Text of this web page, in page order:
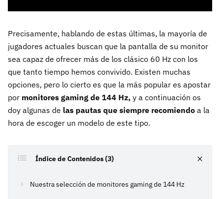
Precisamente, hablando de estas últimas, la mayoría de
jugadores actuales buscan que la pantalla de su monitor
sea capaz de ofrecer más de los clásico 60 Hz con los
que tanto tiempo hemos convivido. Existen muchas
opciones, pero lo cierto es que la más popular es apostar
por monitores gaming de 144 Hz, y a continuación os
doy algunas de las pautas que siempre recomiendo a la
hora de escoger un modelo de este tipo.
Índice de Contenidos (3)
Nuestra selección de monitores gaming de 144 Hz